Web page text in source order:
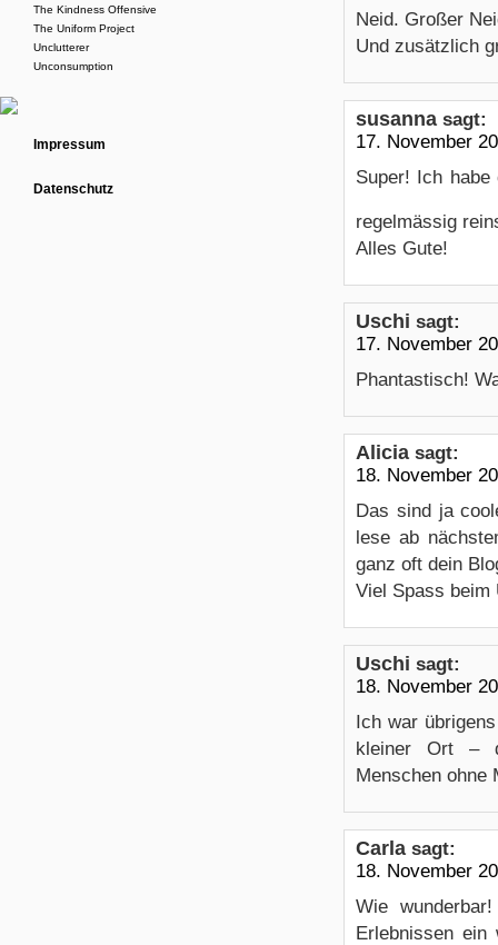
Neid. Großer
Und zusätzlich
susanna sagt:
17. November
Super! Ich
regelmässig
Alles Gute!
Uschi sagt:
17. November
Phantastisch!
Alicia sagt:
18. November
Das sind ja
lese ab
ganz oft dein
Viel Spass beim
Uschi sagt:
18. November
Ich war
kleiner Ort –
Menschen
Carla sagt:
18. November
Wie
Erlebnissen ein
The Kindness Offensive
The Uniform Project
Unclutterer
Unconsumption
Impressum
Datenschutz